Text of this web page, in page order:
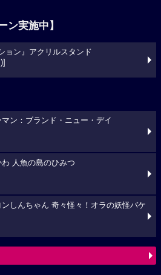
ン実施中】
ョン』アクリルスタンド
ン：ブランド・ニュー・デイ
人魚の島のひみつ
しんちゃん 奇々怪々！オラの妖怪バケ